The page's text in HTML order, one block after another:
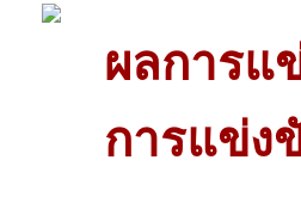
ผลการแ
การแข่ง